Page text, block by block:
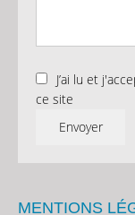
J’ai lu et
ce site
Envoyer
MENTIONS